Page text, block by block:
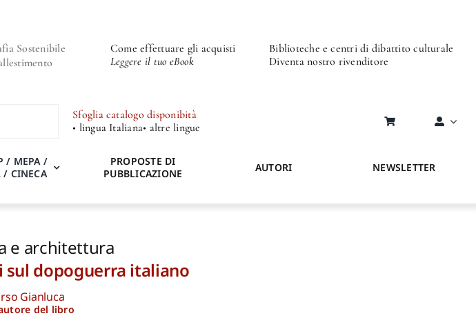
Sostenibile
Come effettuare gli acquisti
Leggere il tuo eBook
Biblioteche e centri di dibattito culturale
Diventa nostro rivenditore
Sfoglia catalogo disponibità
• lingua Italiana• altre lingue
/ MEPA /
/ CINECA
PROPOSTE DI
PUBBLICAZIONE
AUTORI NEWSLETTER
e architettura
sul dopoguerra italiano
Gianluca
del libro